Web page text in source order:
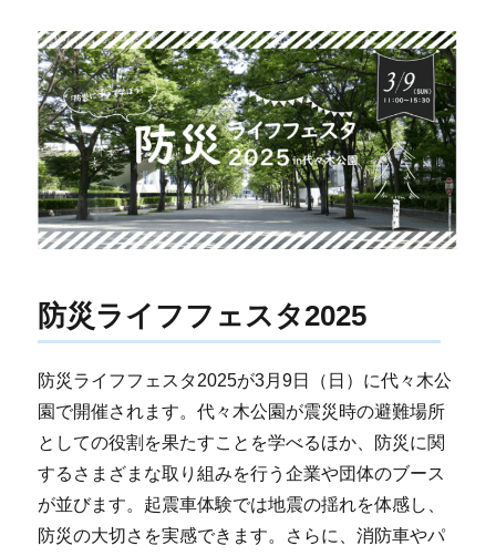
防災ライフフェスタ2025
防災ライフフェスタ2025が3月9日（日）に代々木公
園で開催されます。代々木公園が震災時の避難場所
としての役割を果たすことを学べるほか、防災に関
するさまざまな取り組みを行う企業や団体のブース
が並びます。起震車体験では地震の揺れを体感し、
防災の大切さを実感できます。さらに、消防車やパ